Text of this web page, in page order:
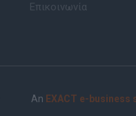
Επικοινωνία
An EXACT e-business